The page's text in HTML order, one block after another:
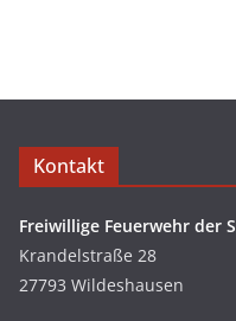
Kontakt
Freiwillige Feuerwehr der
Krandelstraße 28
27793 Wildeshausen